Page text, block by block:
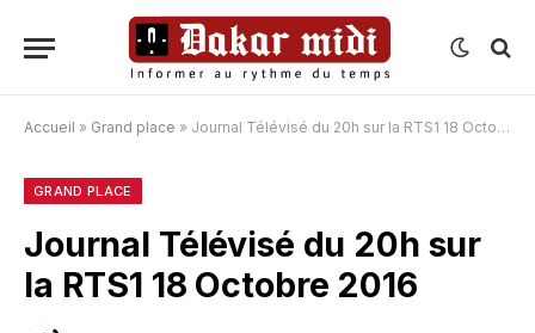
Accueil » Grand place » Journal Télévisé du 20h sur la RTS1 18 Octobre 2016
GRAND PLACE
Journal Télévisé du 20h sur
la RTS1 18 Octobre 2016